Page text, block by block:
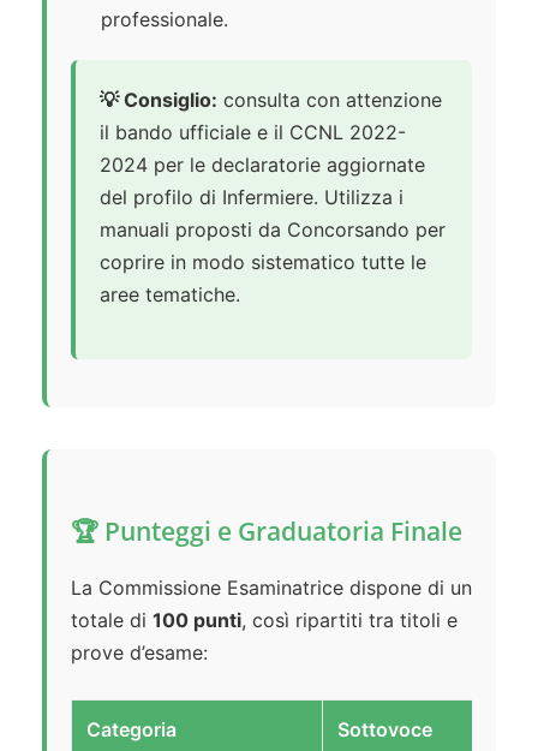
professionale.
💡 Consiglio: consulta con attenzione
il bando ufficiale e il CCNL 2022-
2024 per le declaratorie aggiornate
del profilo di Infermiere. Utilizza i
manuali proposti da Concorsando per
coprire in modo sistematico tutte le
aree tematiche.
🏆 Punteggi e Graduatoria Finale
La Commissione Esaminatrice dispone di un
totale di 100 punti, così ripartiti tra titoli e
prove d’esame:
Categoria Sottovoce